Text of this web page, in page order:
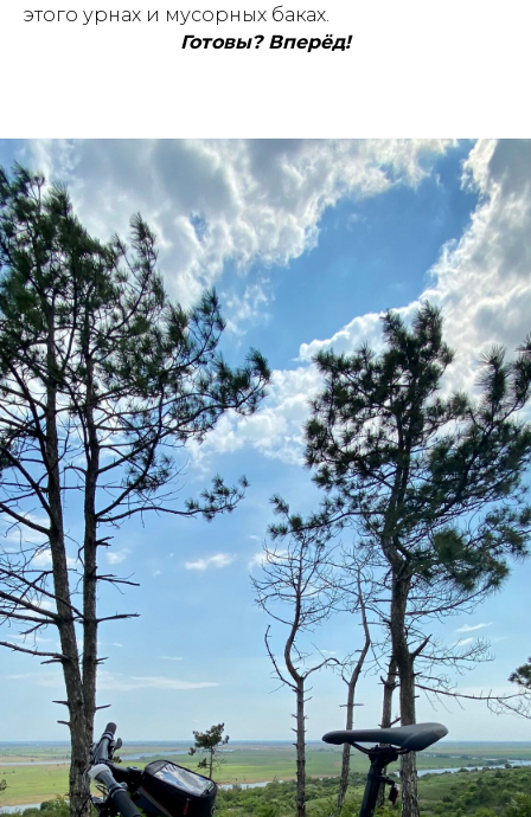
этого урнах и мусорных баках.
Готовы? Вперёд!